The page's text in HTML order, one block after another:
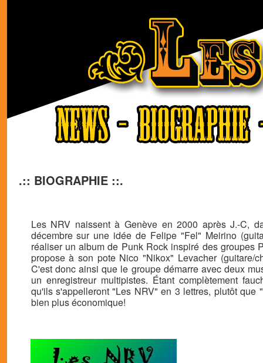
.:: BIOGRAPHIE ::.
Les NRV naissent à Genève en 2000 après J.-C,
décembre sur une idée de Felipe "Fel" Meirino
réaliser un album de Punk Rock inspiré des groupes
propose à son pote Nico "Nikox" Levacher (guitare/
C'est donc ainsi que le groupe démarre avec deux
un enregistreur multipistes. Étant complètement
qu'ils s'appelleront "Les NRV" en 3 lettres, plutôt que
bien plus économique!